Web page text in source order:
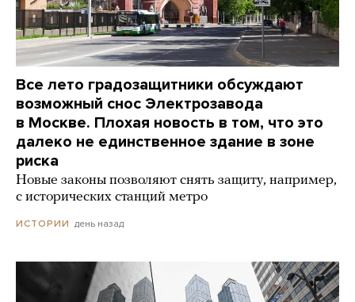
Все лето градозащитники обсуждают
возможный снос Электрозавода
в Москве. Плохая новость в том, что это
далеко не единственное здание в зоне
риска
Новые законы позволяют снять защиту, например,
с исторических станций метро
ИСТОРИИ день назад